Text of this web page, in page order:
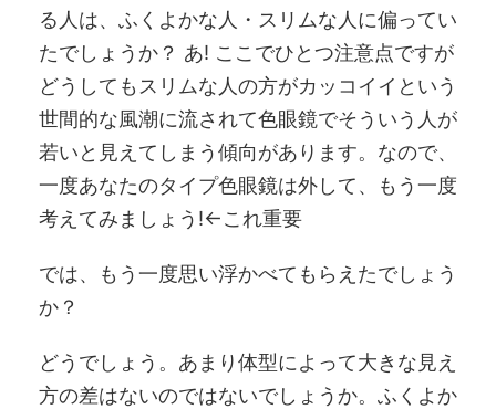
る人は、ふくよかな人・スリムな人に偏ってい
たでしょうか？ あ! ここでひとつ注意点ですが
どうしてもスリムな人の方がカッコイイという
世間的な風潮に流されて色眼鏡でそういう人が
若いと見えてしまう傾向があります。なので、
一度あなたのタイプ色眼鏡は外して、もう一度
考えてみましょう!←これ重要
では、もう一度思い浮かべてもらえたでしょう
か？
どうでしょう。あまり体型によって大きな見え
方の差はないのではないでしょうか。ふくよか